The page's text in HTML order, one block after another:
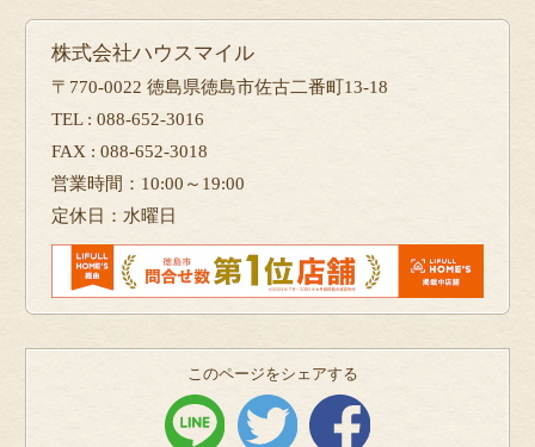
株式会社ハウスマイル
〒770-0022 徳島県徳島市佐古二番町13-18
TEL : 088-652-3016
FAX : 088-652-3018
営業時間：10:00～19:00
定休日：水曜日
このページをシェアする